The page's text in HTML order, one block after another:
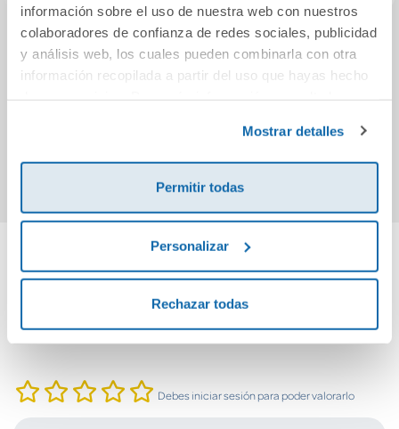
información sobre el uso de nuestra web con nuestros
colaboradores de confianza de redes sociales, publicidad
y análisis web, los cuales pueden combinarla con otra
información recopilada a partir del uso que hayas hecho
Mostrar detalles
Permitir todas
Personalizar
Rechazar todas
La sombra de los
dioses (Serie
sangre 1)
El rebaño
Cuéntanos tu opinión
¡Sé el primero en valorar este producto!
Debes iniciar sesión para poder valorarlo